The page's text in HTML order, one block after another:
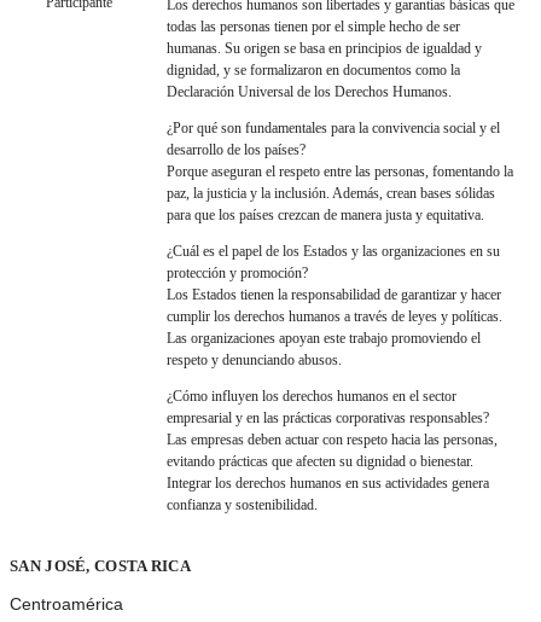
Los derechos humanos son libertades y garantías básicas que
todas las personas tienen por el simple hecho de ser
humanas. Su origen se basa en principios de igualdad y
dignidad, y se formalizaron en documentos como la
Declaración Universal de los Derechos Humanos.
¿Por qué son fundamentales para la convivencia social y el
desarrollo de los países?
Porque aseguran el respeto entre las personas, fomentando la
paz, la justicia y la inclusión. Además, crean bases sólidas
para que los países crezcan de manera justa y equitativa.
¿Cuál es el papel de los Estados y las organizaciones en su
protección y promoción?
Los Estados tienen la responsabilidad de garantizar y hacer
cumplir los derechos humanos a través de leyes y políticas.
Las organizaciones apoyan este trabajo promoviendo el
respeto y denunciando abusos.
¿Cómo influyen los derechos humanos en el sector
empresarial y en las prácticas corporativas responsables?
Las empresas deben actuar con respeto hacia las personas,
evitando prácticas que afecten su dignidad o bienestar.
Integrar los derechos humanos en sus actividades genera
confianza y sostenibilidad.
SAN JOSÉ, COSTA RICA
Centroamérica